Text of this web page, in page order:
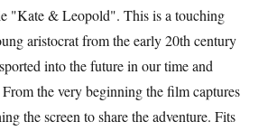
"Kate & Leopold". This is a touching
aristocrat from the early 20th century
into the future in our time and
the very beginning the film captures
the screen to share the adventure. Fits